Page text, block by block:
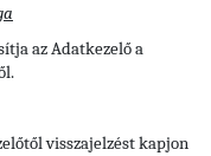
az Adatkezelő a
visszajelzést kapjon